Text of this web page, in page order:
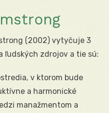
(2002) vytyčuje 3
ľudských zdrojov a tie sú:
v ktorom bude
a harmonické
manažmentom a